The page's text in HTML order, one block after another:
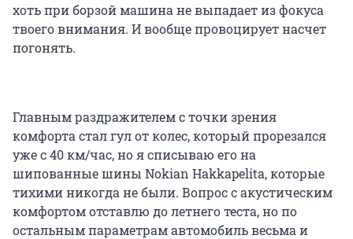
хоть при борзой машина не выпадает из фокуса
твоего внимания. И вообще провоцирует насчет
погонять.
Главным раздражителем с точки зрения
комфорта стал гул от колес, который прорезался
уже с 40 км/час, но я списываю его на
шипованные шины Nokian Hakkapelita, которые
тихими никогда не были. Вопрос с акустическим
комфортом отставлю до летнего теста, но по
остальным параметрам автомобиль весьма и